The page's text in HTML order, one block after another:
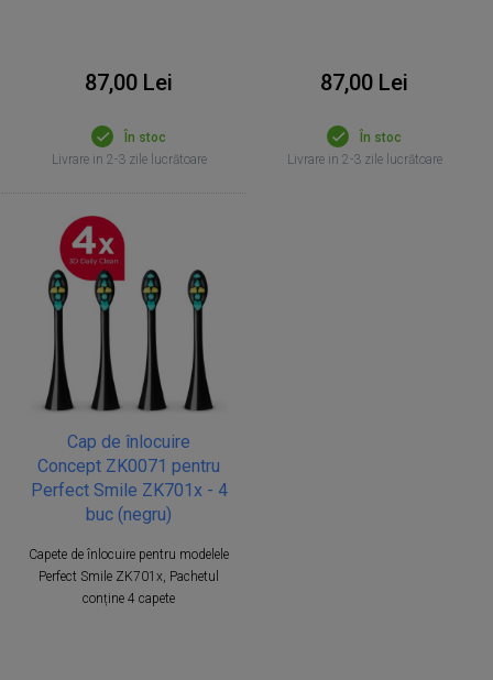
87,00 Lei
În stoc
Livrare in 2-3 zile lucrătoare
87,00 Lei
În stoc
Livrare in 2-3 zile lucrătoare
Cap de înlocuire
Concept ZK0071 pentru
Perfect Smile ZK701x - 4
buc (negru)
Capete de înlocuire pentru modelele
Perfect Smile ZK701x, Pachetul
conține 4 capete